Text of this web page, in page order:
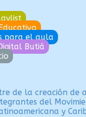
para el aula
Butiá
de la creación de
del
y